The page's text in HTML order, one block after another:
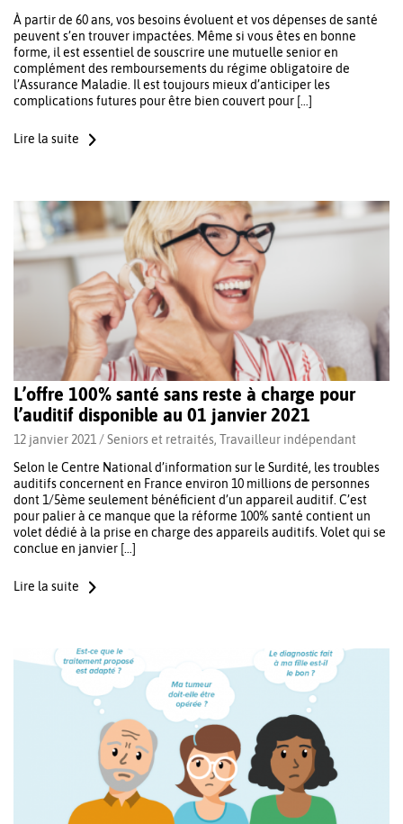
À partir de 60 ans, vos besoins évoluent et vos dépenses de santé
peuvent s’en trouver impactées. Même si vous êtes en bonne
forme, il est essentiel de souscrire une mutuelle senior en
complément des remboursements du régime obligatoire de
l’Assurance Maladie. Il est toujours mieux d’anticiper les
complications futures pour être bien couvert pour […]
Lire la suite
L’offre 100% santé sans reste à charge pour
l’auditif disponible au 01 janvier 2021
12 janvier 2021 /Seniors et retraités, Travailleur indépendant
Selon le Centre National d’information sur le Surdité, les troubles
auditifs concernent en France environ 10 millions de personnes
dont 1/5ème seulement bénéficient d’un appareil auditif. C’est
pour palier à ce manque que la réforme 100% santé contient un
volet dédié à la prise en charge des appareils auditifs. Volet qui se
conclue en janvier […]
Lire la suite